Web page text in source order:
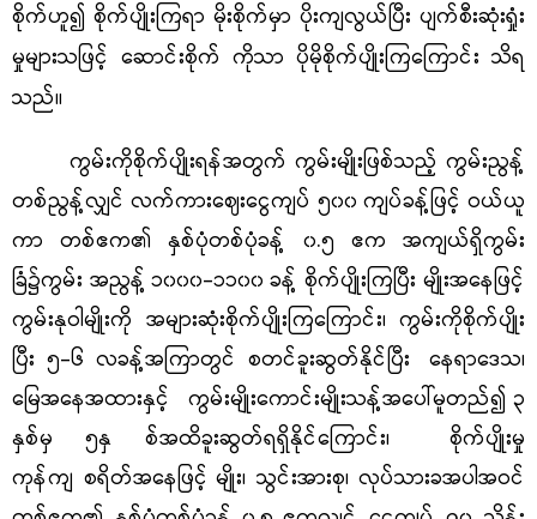
စိုက်ဟူ၍ စိုက်ပျိုးကြရာ မိုးစိုက်မှာ ပိုးကျလွယ်ပြီး ပျက်စီးဆုံးရှုံး
မှုများသဖြင့် ဆောင်းစိုက် ကိုသာ ပိုမိုစိုက်ပျိုးကြကြောင်း သိရ
သည်။
ကွမ်းကိုစိုက်ပျိုးရန်အတွက် ကွမ်းမျိုးဖြစ်သည့် ကွမ်းညွန့်
တစ်ညွန့်လျှင် လက်ကားဈေးငွေကျပ် ၅၀၀ ကျပ်ခန့်ဖြင့် ဝယ်ယူ
ကာ တစ်ဧက၏ နှစ်ပုံတစ်ပုံခန့် ၀.၅ ဧက အကျယ်ရှိကွမ်း
ခြံ၌ကွမ်း အညွန့် ၁၀၀၀-၁၁၀၀ ခန့် စိုက်ပျိုးကြပြီး မျိုးအနေဖြင့်
ကွမ်းနုဝါမျိုးကို အများဆုံးစိုက်ပျိုးကြကြောင်း၊ ကွမ်းကိုစိုက်ပျိုး
ပြီး ၅-၆ လခန့်အကြာတွင် စတင်ခူးဆွတ်နိုင်ပြီး
နေရာဒေသ၊
မြေအနေအထားနှင့် ကွမ်းမျိုးကောင်းမျိုးသန့်အပေါ်မူတည်၍ ၃
နှစ်မှ ၅နှ စ်အထိခူးဆွတ်ရရှိနိုင်ကြောင်း၊
စိုက်ပျိုးမှု
ကုန်ကျ စရိတ်အနေဖြင့် မျိုး၊ သွင်းအားစု၊ လုပ်သားခအပါအဝင်